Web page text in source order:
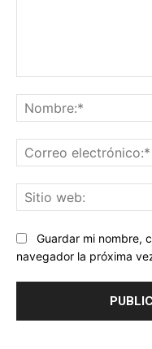
Guardar mi nombre,
navegador la próxima